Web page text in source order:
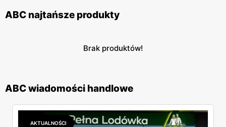
ABC najtańsze produkty
Brak produktów!
ABC wiadomości handlowe
AKTUALNOŚCI